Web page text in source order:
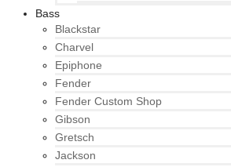
Bass
Blackstar
Charvel
Epiphone
Fender
Fender Custom Shop
Gibson
Gretsch
Jackson